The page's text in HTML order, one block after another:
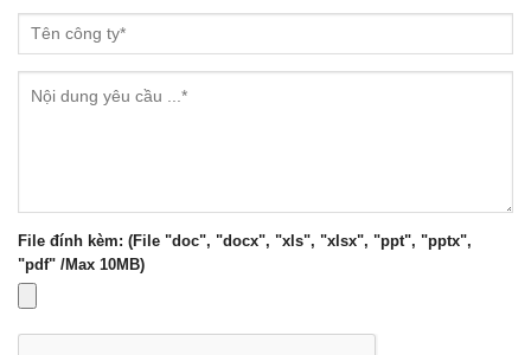
File đính kèm: (File "doc", "docx", "xls", "xlsx", "ppt", "pptx",
"pdf" /Max 10MB)